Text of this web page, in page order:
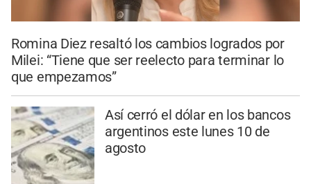
Romina Diez resaltó los cambios logrados por
Milei: “Tiene que ser reelecto para terminar lo
que empezamos”
Así cerró el dólar en los bancos
argentinos este lunes 10 de
agosto